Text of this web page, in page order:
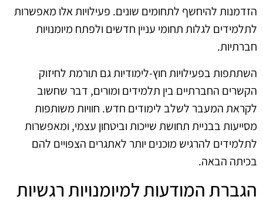
הזדמנות להיחשף לתחומים שונים. פעילויות אלו מאפשרות
לתלמידים לגלות תחומי עניין חדשים ולפתח מיומנויות
חברתיות.
השתתפות בפעילויות חוץ-לימודיות גם תורמת לחיזוק
הקשרים החברתיים בין תלמידים ומורים, דבר שחשוב
לקראת המעבר לשלב לימודים חדש. חוויות משותפות
מסייעות בבניית תחושת שייכות וביטחון עצמי, ומאפשרות
לתלמידים להרגיש מוכנים יותר לאתגרים הצפויים להם
בכיתה הבאה.
הגברת המודעות למיומנויות רגשיות